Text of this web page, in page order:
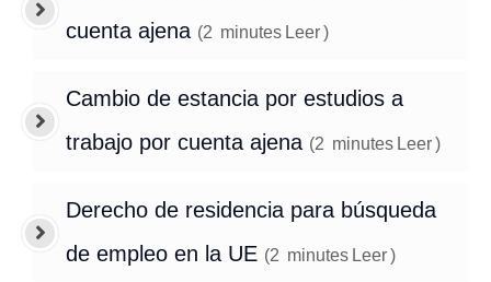
cuenta ajena (2 minutes Leer)
Cambio de estancia por estudios a
trabajo por cuenta ajena (2 minutes Leer)
Derecho de residencia para búsqueda
de empleo en la UE (2 minutes Leer)